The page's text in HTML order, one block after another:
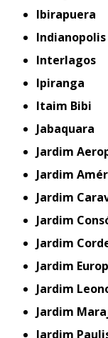
Ibirapuera
Indianopolis
Interlagos
Ipiranga
Itaim Bibi
Jabaquara
Jardim
Jardim
Jardim
Jardim
Jardim
Jardim
Jardim
Jardim
Jardim